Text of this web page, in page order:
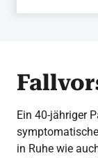
Ein 40-jähriger
in Ruhe wie